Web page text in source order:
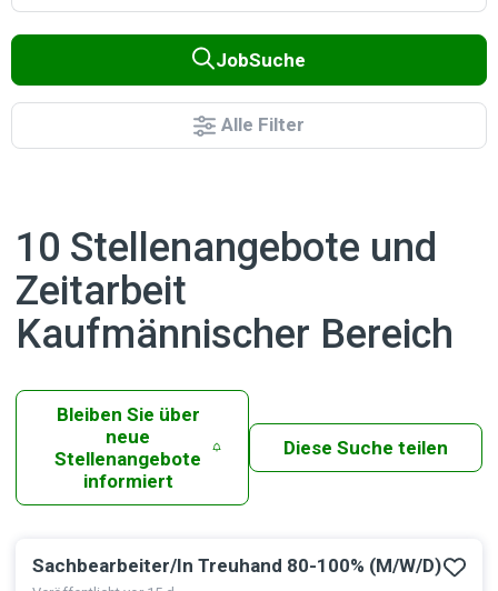
JobSuche
Alle Filter
10 Stellenangebote und
Zeitarbeit
Kaufmännischer Bereich
Bleiben Sie über
neue
Stellenangebote
informiert
Diese Suche teilen
Ergebnisse
Sachbearbeiter/In Treuhand 80-100% (M/W/D)